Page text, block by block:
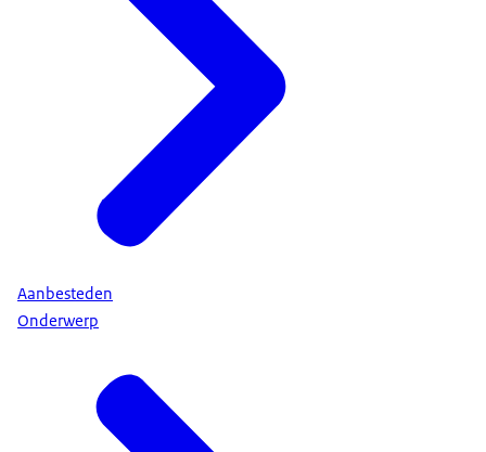
Aanbesteden
Onderwerp